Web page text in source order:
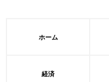
ホーム
経済